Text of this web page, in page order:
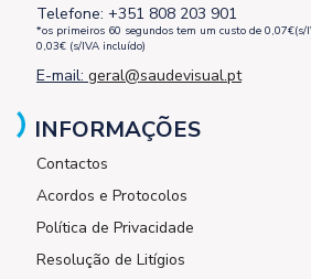
Telefone: +351 808 203 901
*os primeiros 60 segundos tem um custo de 0,07€(s/
0,03€ (s/IVA incluído)
E-mail: geral@saudevisual.pt
INFORMAÇÕES
Contactos
Acordos e Protocolos
Política de Privacidade
Resolução de Litígios